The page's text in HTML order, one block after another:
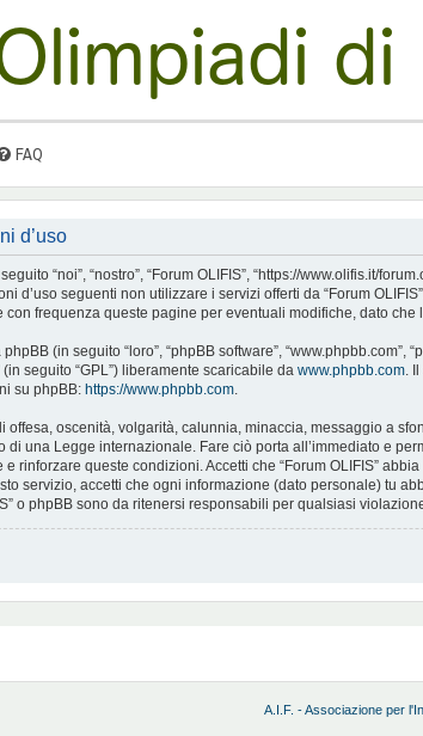
FAQ
d’uso
“noi”, “nostro”, “Forum OLIFIS”, “https://www.olifis.it/
d’uso seguenti non utilizzare i servizi offerti da “Forum
frequenza queste pagine per eventuali modifiche, dato
(in seguito “loro”, “phpBB software”,
(in seguito “GPL”) liberamente scaricabile da www.phpbb.com.
su phpBB: https://www.phpbb.com.
offesa, oscenità, volgarità, calunnia, minaccia, messaggio a
di una Legge internazionale. Fare ciò porta all’immediato e
rinforzare queste condizioni. Accetti che “Forum OLIFIS”
servizio, accetti che ogni informazione (dato personale) tu
o phpBB sono da ritenersi responsabili per qualsiasi
A.I.F. - Associazione per